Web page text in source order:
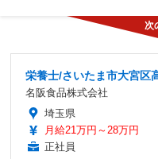
栄養士/さいたま市大宮区
名阪食品株式会社
埼玉県
月給21万円～28万円
正社員